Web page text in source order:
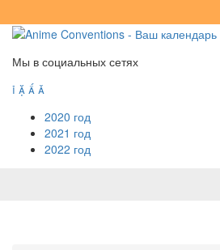
Мы в социальных сетях
   
2020 год
2021 год
2022 год